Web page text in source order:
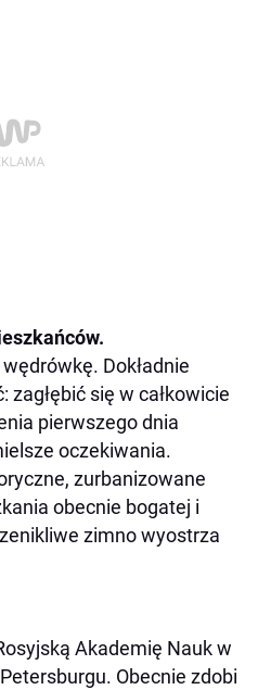
Dokładnie
się w całkowicie
pierwszego dnia
oczekiwania.
zurbanizowane
obecnie bogatej i
zimno wyostrza
Akademię Nauk w
Obecnie zdobi